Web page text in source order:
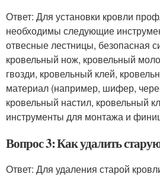
Ответ: Для установки кровли
необходимы следующие
отвесные лестницы, безопасная
кровельный нож, кровельный
гвозди, кровельный клей,
материал (например, шифер,
кровельный настил, кровельный
инструменты для монтажа и
Вопрос 3: Как удалить
Ответ: Для удаления старой